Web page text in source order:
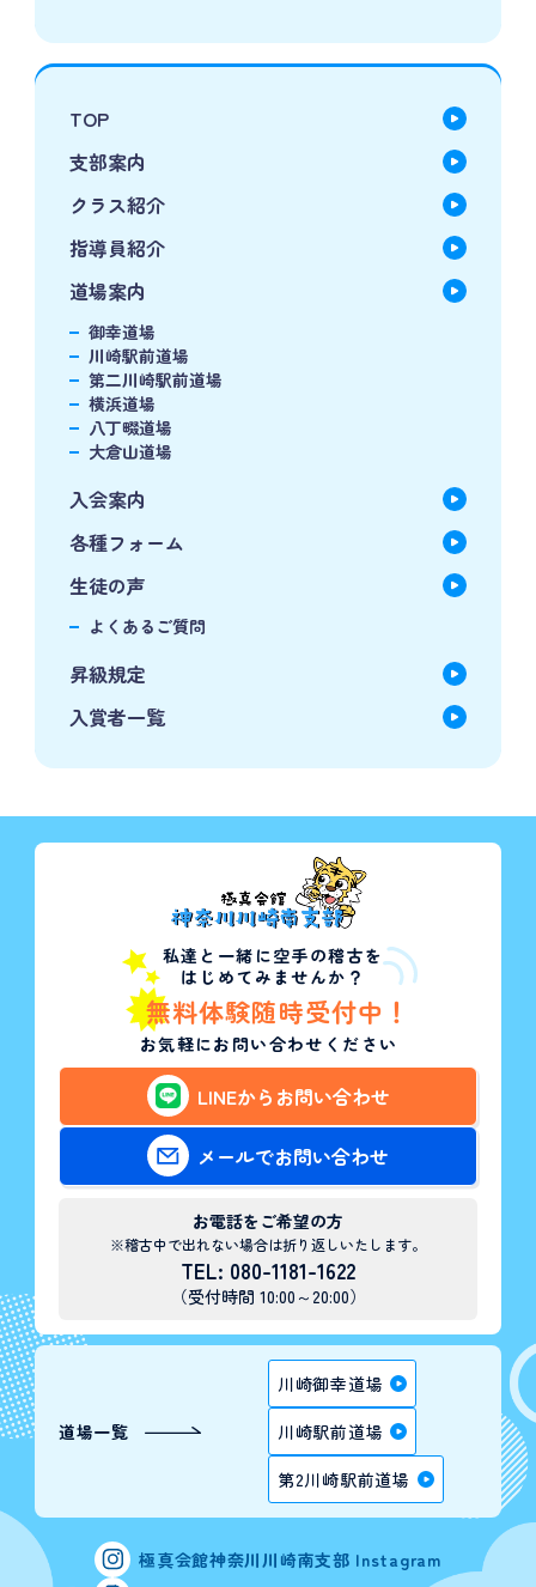
TOP
支部案内
クラス紹介
指導員紹介
道場案内
御幸道場
川崎駅前道場
第二川崎駅前道場
横浜道場
八丁畷道場
大倉山道場
入会案内
各種フォーム
生徒の声
よくあるご質問
昇級規定
入賞者一覧
私達と一緒に空手の稽古を
はじめてみませんか？
無料体験随時受付中！
お気軽にお問い合わせください
LINEからお問い合わせ
メールでお問い合わせ
お電話をご希望の方
※稽古中で出れない場合は折り返しいたします。
TEL: 080-1181-1622
（受付時間 10:00～20:00）
道場一覧
川崎御幸道場
川崎駅前道場
第2川崎駅前道場
極真会館神奈川川崎南支部 Instagram